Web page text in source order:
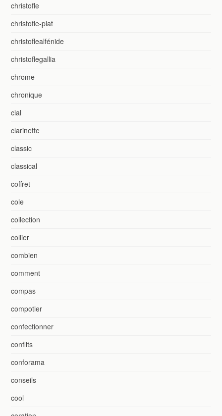
christofle
christofle-plat
christoflealfénide
christoflegallia
chrome
chronique
cial
clarinette
classic
classical
coffret
cole
collection
collier
combien
comment
compas
compotier
confectionner
conflits
conforama
conseils
cool